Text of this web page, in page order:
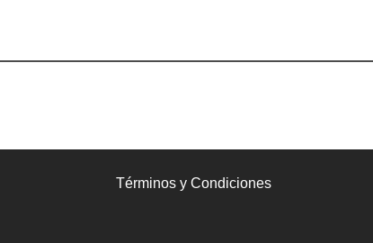
Términos y Condiciones